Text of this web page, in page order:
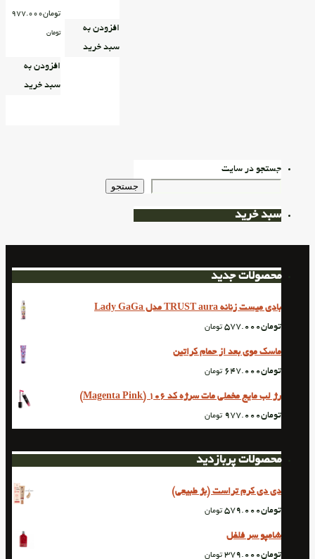
افزودن به
سبد خرید
تومان977.000
تومان
افزودن به
سبد خرید
جستجو در سایت
جستجو
سبد خرید
محصولات جدید
بادی میست زنانه TRUST aura مدل Lady GaGa
تومان577.000 تومان
ماسک موی بعد از حمام کراتین
تومان647.000 تومان
رژ لب مایع مخملی مات سرژه کد 106 (Magenta Pink)
تومان977.000 تومان
محصولات پربازدید
دی دی کرم تراست (بژ طبیعی)
تومان579.000 تومان
شامپو سر فلفل
تومان379.000 تومان